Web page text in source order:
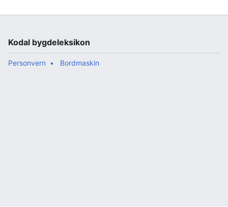
Kodal bygdeleksikon
Personvern Bordmaskin